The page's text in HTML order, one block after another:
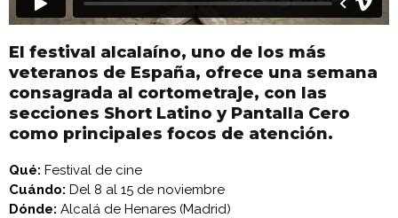
El festival alcalaíno, uno de los más
veteranos de España, ofrece una semana
consagrada al cortometraje, con las
secciones Short Latino y Pantalla Cero
como principales focos de atención.
Qué: Festival de cine
Cuándo: Del 8 al 15 de noviembre
Dónde: Alcalá de Henares (Madrid)